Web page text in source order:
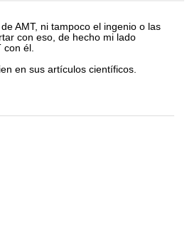
AMT, ni tampoco el ingenio o las
con eso, de hecho mi lado
él.
en sus artículos científicos.